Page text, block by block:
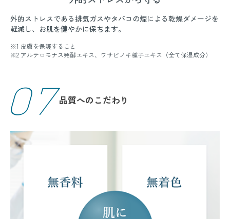
外的ストレスである排気ガスやタバコの煙による乾燥ダメージを
軽減し、お肌を健やかに保ちます。
※1 皮膚を保護すること
※2 アルテロモナス発酵エキス、ワサビノキ種子エキス（全て保湿成分）
07品質へのこだわり